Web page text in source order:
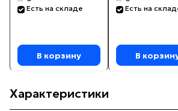
Есть на складе
В корзину
Есть на
В
Характеристики